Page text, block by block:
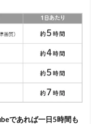
であれば一日5時間も